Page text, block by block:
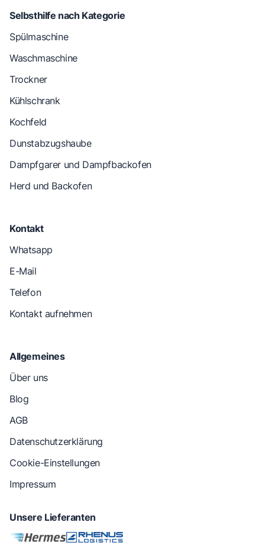
Selbsthilfe nach Kategorie
Spülmaschine
Waschmaschine
Trockner
Kühlschrank
Kochfeld
Dunstabzugshaube
Dampfgarer und Dampfbackofen
Herd und Backofen
Kontakt
Whatsapp
E-Mail
Telefon
Kontakt aufnehmen
Allgemeines
Über uns
Blog
AGB
Datenschutzerklärung
Cookie-Einstellungen
Impressum
Unsere Lieferanten